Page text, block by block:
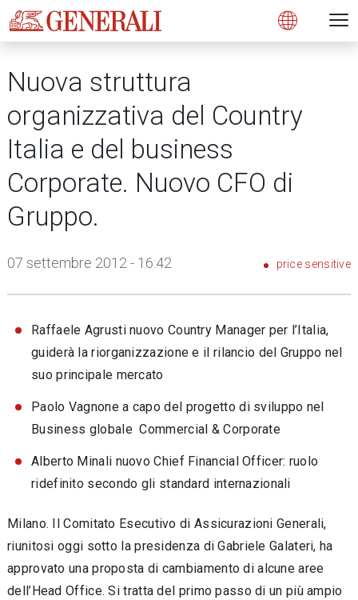
Open
Nuova struttura
organizzativa del Country
Italia e del business
Corporate. Nuovo CFO di
Gruppo.
07 settembre 2012 - 16:42 price sensitive
Raffaele Agrusti nuovo Country Manager per l’Italia,
guiderà la riorganizzazione e il rilancio del Gruppo nel
suo principale mercato
Paolo Vagnone a capo del progetto di sviluppo nel
Business globale Commercial & Corporate
Alberto Minali nuovo Chief Financial Officer: ruolo
ridefinito secondo gli standard internazionali
Milano. Il Comitato Esecutivo di Assicurazioni Generali,
riunitosi oggi sotto la presidenza di Gabriele Galateri, ha
approvato una proposta di cambiamento di alcune aree
dell’Head Office. Si tratta del primo passo di un più ampio